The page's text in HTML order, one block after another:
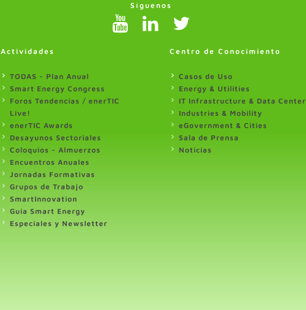
Síguenos
Actividades
TODAS - Plan Anual
Smart Energy Congress
Foros Tendencias / enerTIC
Live!
enerTIC Awards
Desayunos Sectoriales
Coloquios - Almuerzos
Encuentros Anuales
Jornadas Formativas
Grupos de Trabajo
SmartInnovation
Guia Smart Energy
Especiales y Newsletter
Centro de Conocimiento
Casos de Uso
Energy & Utilities
IT Infrastructure & Data Center
Industries & Mobility
eGovernment & Cities
Sala de Prensa
Noticias